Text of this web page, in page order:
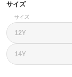
サイズ
サイズ
12Y
14Y